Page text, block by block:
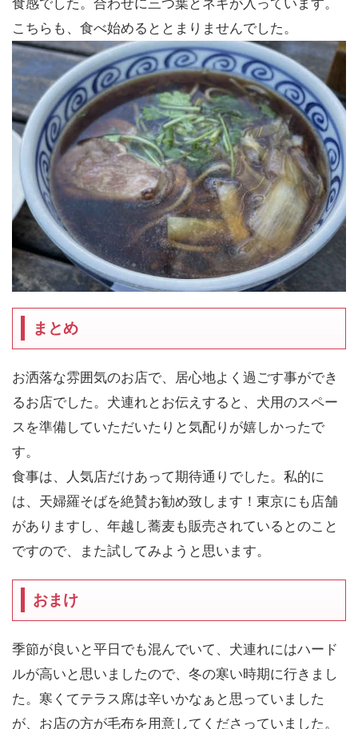
食感でした。合わせに三つ葉とネギが入っています。
こちらも、食べ始めるととまりませんでした。
まとめ
お洒落な雰囲気のお店で、居心地よく過ごす事ができ
るお店でした。犬連れとお伝えすると、犬用のスペー
スを準備していただいたりと気配りが嬉しかったで
す。
食事は、人気店だけあって期待通りでした。私的に
は、天婦羅そばを絶賛お勧め致します！東京にも店舗
がありますし、年越し蕎麦も販売されているとのこと
ですので、また試してみようと思います。
おまけ
季節が良いと平日でも混んでいて、犬連れにはハード
ルが高いと思いましたので、冬の寒い時期に行きまし
た。寒くてテラス席は辛いかなぁと思っていました
が、お店の方が毛布を用意してくださっていました。